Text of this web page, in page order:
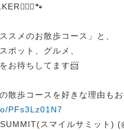
スメのお散歩コース」と、
ポット、グルメ、
お待ちしてます📨
散歩コースを好きな理由も
PFs3Lz01N7
スマイルサミット)